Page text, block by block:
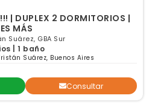
|
MÁS
Suárez, GBA Sur
| 1 baño
Suárez, Buenos Aires
Consultar